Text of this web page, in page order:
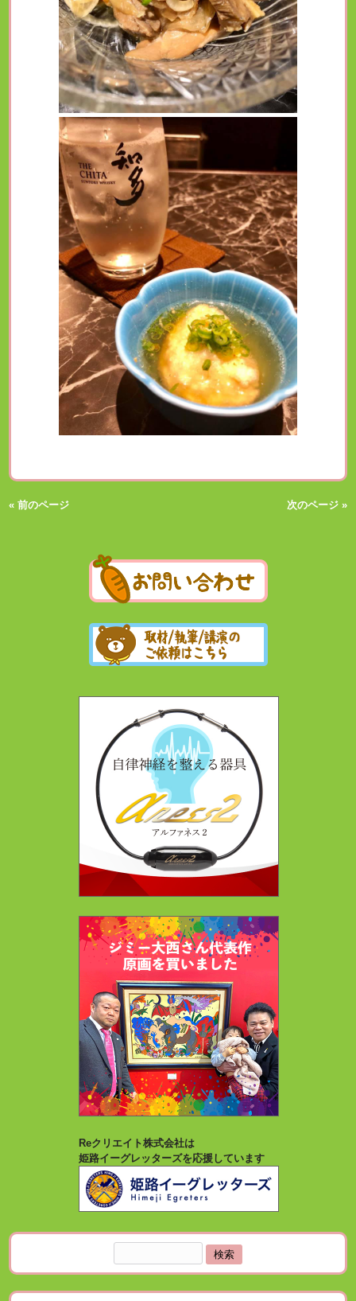
« 前のページ 次のページ »
Reクリエイト株式会社は
姫路イーグレッターズを応援しています
索: